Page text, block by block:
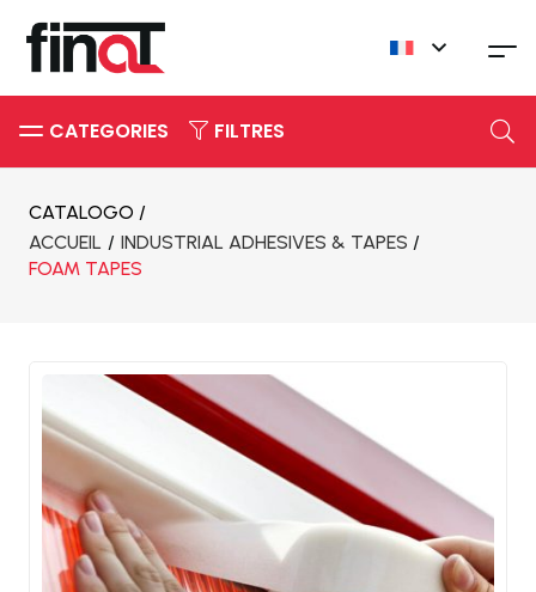
FILTRES
CATALOGO /
ACCUEIL / INDUSTRIAL ADHESIVES & TAPES /
FOAM TAPES